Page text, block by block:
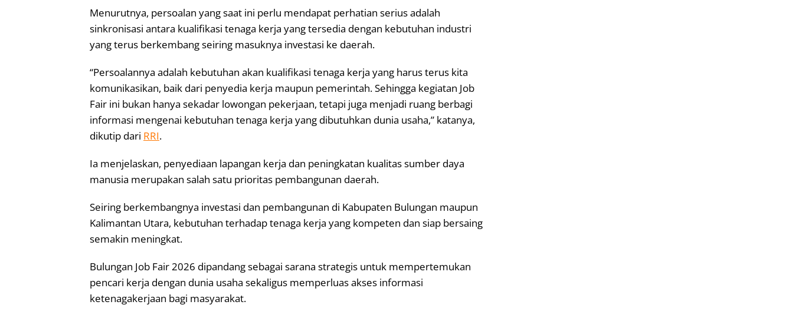
Menurutnya, persoalan yang saat ini perlu mendapat perhatian serius adalah
sinkronisasi antara kualifikasi tenaga kerja yang tersedia dengan kebutuhan industri
yang terus berkembang seiring masuknya investasi ke daerah.
“Persoalannya adalah kebutuhan akan kualifikasi tenaga kerja yang harus terus kita
komunikasikan, baik dari penyedia kerja maupun pemerintah. Sehingga kegiatan Job
Fair ini bukan hanya sekadar lowongan pekerjaan, tetapi juga menjadi ruang berbagi
informasi mengenai kebutuhan tenaga kerja yang dibutuhkan dunia usaha,” katanya,
dikutip dari RRI.
Ia menjelaskan, penyediaan lapangan kerja dan peningkatan kualitas sumber daya
manusia merupakan salah satu prioritas pembangunan daerah.
Seiring berkembangnya investasi dan pembangunan di Kabupaten Bulungan maupun
Kalimantan Utara, kebutuhan terhadap tenaga kerja yang kompeten dan siap bersaing
semakin meningkat.
Bulungan Job Fair 2026 dipandang sebagai sarana strategis untuk mempertemukan
pencari kerja dengan dunia usaha sekaligus memperluas akses informasi
ketenagakerjaan bagi masyarakat.